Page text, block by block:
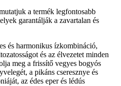
a termék legfontosabb
garantálják a zavartalan és
és harmonikus ízkombináció,
és az élvezetet minden
meg a frissítő vegyes bogyós
a pikáns cseresznye és
az édes eper és lédús